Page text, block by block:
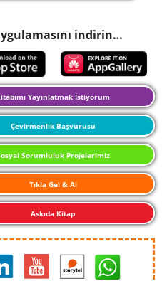
indirin…
Yayınlatmak İstiyorum
Çevirmenlik Başvurusu
Sorumluluk Projelerimiz
Tıkla Gel & Al
Askıda Kitap